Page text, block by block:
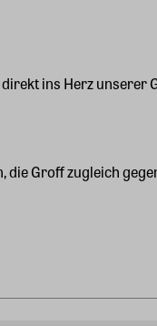
ins Herz unserer
Groff zugleich